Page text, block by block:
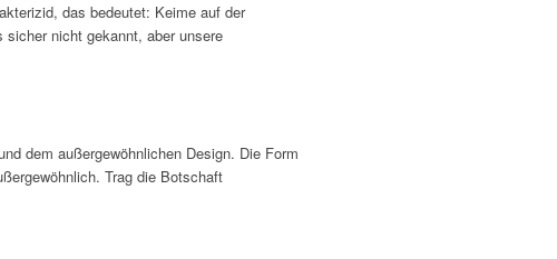
das bedeutet: Keime auf der
nicht gekannt, aber unsere
dem außergewöhnlichen Design. Die Form
Trag die Botschaft